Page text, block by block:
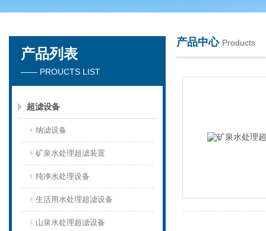
产品中心 Products
产品列表
—— PROUCTS LIST
超滤设备
纳滤设备
矿泉水处理超滤装置
纯净水处理设备
生活用水处理超滤设备
山泉水处理超滤设备